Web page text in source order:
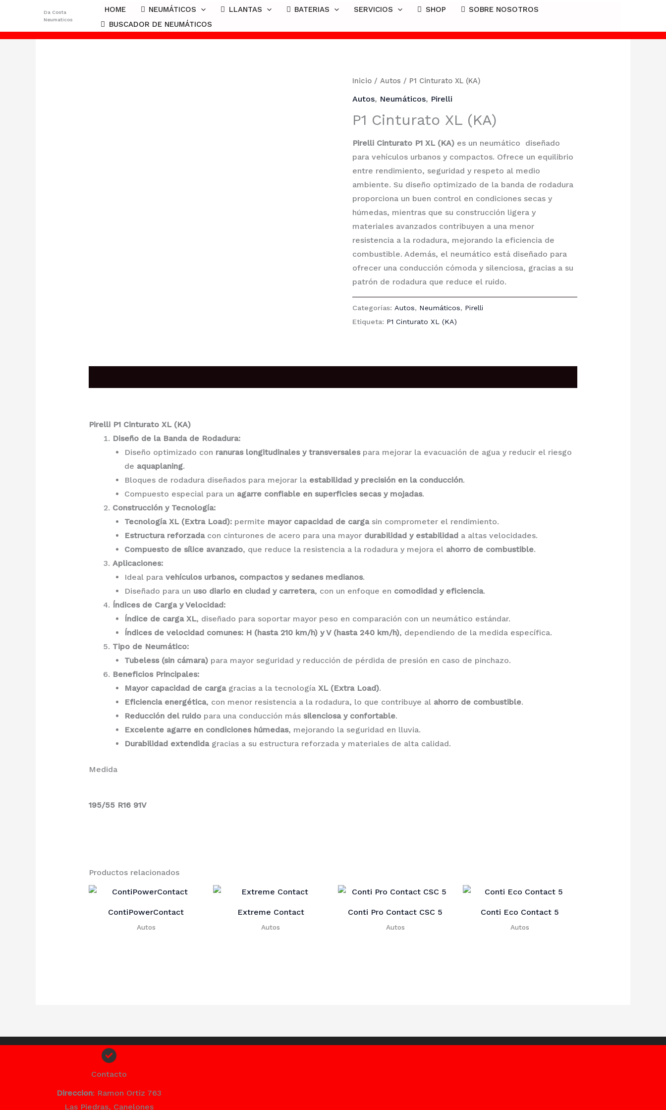
contenido
Da Costa
Neumaticos
HOME NEUMÁTICOS LLANTAS BATERIAS SERVICIOS SHOP
SOBRE NOSOTROS
BUSCADOR DE NEUMÁTICOS
Inicio /Autos / P1 Cinturato XL (KA)
Autos, Neumáticos, Pirelli
P1 Cinturato XL (KA)
Pirelli Cinturato P1 XL (KA) es un neumático diseñado
para vehículos urbanos y compactos. Ofrece un equilibrio
entre rendimiento, seguridad y respeto al medio
ambiente. Su diseño optimizado de la banda de rodadura
proporciona un buen control en condiciones secas y
húmedas, mientras que su construcción ligera y
materiales avanzados contribuyen a una menor
resistencia a la rodadura, mejorando la eficiencia de
combustible. Además, el neumático está diseñado para
ofrecer una conducción cómoda y silenciosa, gracias a su
patrón de rodadura que reduce el ruido.
Categorías:Autos, Neumáticos, Pirelli
Etiqueta: P1 Cinturato XL (KA)
Pirelli P1 Cinturato XL (KA)
Diseño de la Banda de Rodadura:
Diseño optimizado con ranuras longitudinales y transversalespara mejorar la evacuación de agua y reducir el riesgo
de aquaplaning.
Bloques de rodadura diseñados para mejorar la estabilidad y precisión en la conducción.
Compuesto especial para un agarre confiable en superficies secas y mojadas.
Construcción y Tecnología:
Tecnología XL (Extra Load):permite mayor capacidad de cargasin comprometer el rendimiento.
Estructura reforzadacon cinturones de acero para una mayor durabilidad y estabilidada altas velocidades.
Compuesto de sílice avanzado, que reduce la resistencia a la rodadura y mejora el ahorro de combustible.
Aplicaciones:
Ideal para vehículos urbanos, compactos y sedanes medianos.
Diseñado para un uso diario en ciudad y carretera, con un enfoque en comodidad y eficiencia.
Índices de Carga y Velocidad:
Índice de carga XL, diseñado para soportar mayor peso en comparación con un neumático estándar.
Índices de velocidad comunes: H (hasta 210 km/h) y V (hasta 240 km/h), dependiendo de la medida específica.
Tipo de Neumático:
Tubeless (sin cámara)para mayor seguridad y reducción de pérdida de presión en caso de pinchazo.
Beneficios Principales:
Mayor capacidad de cargagracias a la tecnología XL (Extra Load).
Eficiencia energética, con menor resistencia a la rodadura, lo que contribuye al ahorro de combustible.
Reducción del ruidopara una conducción más silenciosa y confortable.
Excelente agarre en condiciones húmedas, mejorando la seguridad en lluvia.
Durabilidad extendidagracias a su estructura reforzada y materiales de alta calidad.
Medida
195/55 R16 91V
Productos relacionados
ContiPowerContact
Autos
Extreme Contact
Autos
Conti Pro Contact CSC 5
Autos
Conti Eco Contact 5
Autos
Contacto
Direccion: Ramon Ortiz 763
Las Piedras, Canelones